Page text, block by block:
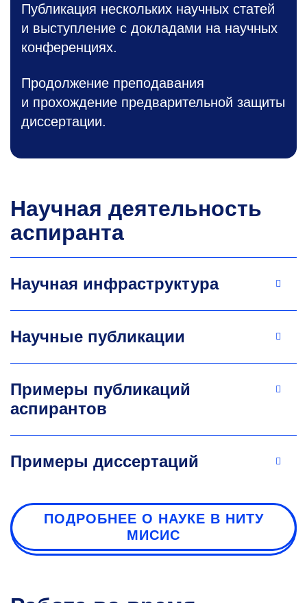
Публикация нескольких научных статей
и выступление с докладами на научных
конференциях.
Продолжение преподавания
и прохождение предварительной защиты
диссертации.
Научная деятельность
аспиранта
Научная инфраструктура
Научные публикации
Примеры публикаций
аспирантов
Примеры диссертаций
ПОДРОБНЕЕ О НАУКЕ В НИТУ
МИСИС